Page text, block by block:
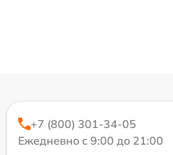
+7 (800) 301-34-05
Ежедневно с 9:00 до 21:00